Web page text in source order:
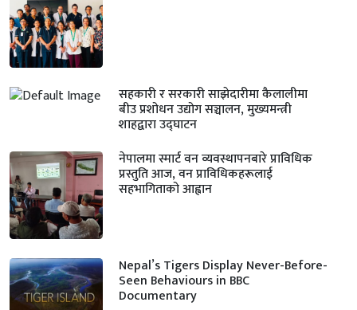
सहकारी र सरकारी साझेदारीमा कैलालीमा
बीउ प्रशोधन उद्योग सञ्चालन, मुख्यमन्त्री
शाहद्वारा उद्घाटन
नेपालमा स्मार्ट वन व्यवस्थापनबारे प्राविधिक
प्रस्तुति आज, वन प्राविधिकहरूलाई
सहभागिताको आह्वान
Nepal’s Tigers Display Never-Before-
Seen Behaviours in BBC
Documentary